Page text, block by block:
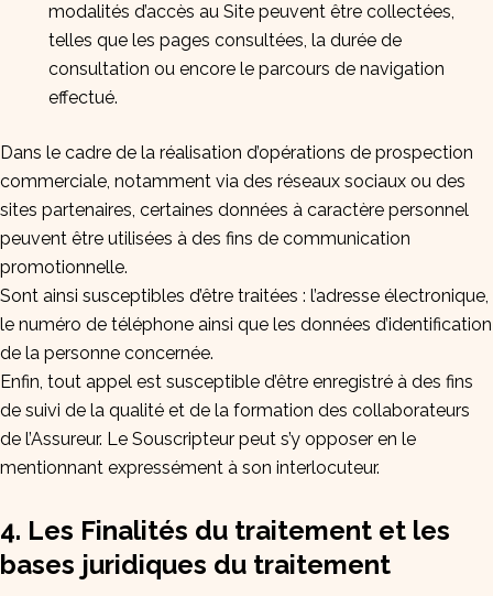
modalités d’accès au Site peuvent être collectées,
telles que les pages consultées, la durée de
consultation ou encore le parcours de navigation
effectué.
Dans le cadre de la réalisation d’opérations de prospection
commerciale, notamment via des réseaux sociaux ou des
sites partenaires, certaines données à caractère personnel
peuvent être utilisées à des fins de communication
promotionnelle.
Sont ainsi susceptibles d’être traitées : l’adresse électronique,
le numéro de téléphone ainsi que les données d’identification
de la personne concernée.
Enfin, tout appel est susceptible d’être enregistré à des fins
de suivi de la qualité et de la formation des collaborateurs
de l’Assureur. Le Souscripteur peut s’y opposer en le
mentionnant expressément à son interlocuteur.
4. Les Finalités du traitement et les
bases juridiques du traitement